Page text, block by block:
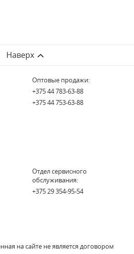
Наверх
Оптовые продажи:
+375 44 783-63-88
+375 44 753-63-88
Отдел сервисного
обслуживания:
+375 29 354-95-54
на сайте не является договором